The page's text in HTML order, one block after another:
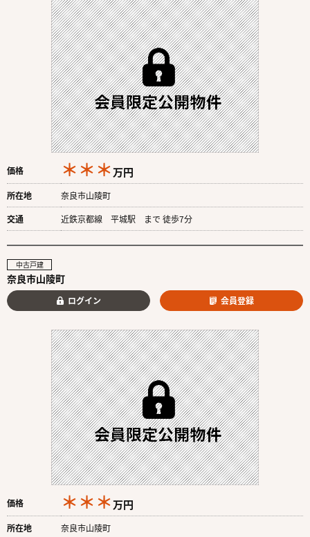
価格 ＊＊＊万円
所在地
奈良市山陵町
交通
近鉄京都線 平城駅 まで 徒歩7分
中古戸建
奈良市山陵町
ログイン 会員登録
価格 ＊＊＊万円
所在地 奈良市山陵町